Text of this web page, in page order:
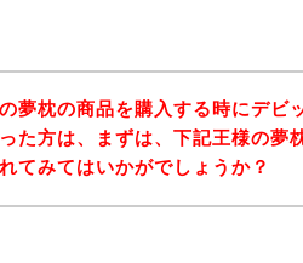
夢枕の商品を購入する時にデビ
た方は、まずは、下記王様の夢
てみてはいかがでしょうか？